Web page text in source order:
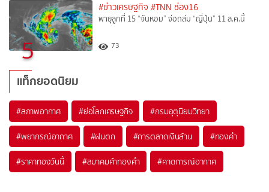
5
#ข่าวเศรษฐกิจ #TNN ช่อง16
พายุลูกที่ 15 “จันหอม” จ่อถล่ม “ญี่ปุ่น” 11 ส.ค.นี้
73
แท็กยอดนิยม
#สภาพอากาศ #ย่อโลกเศรษฐกิจ #กรมอุตุนิยมวิทยา
#พยากรณ์อากาศ #ฝนตก #การตลาดเงินล้าน #ทองคำ
#ราคาทองวันนี้ #สมาคมค้าทองคำ #คาดการณ์อากาศ